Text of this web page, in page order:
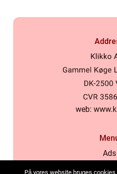
web:
Ads
På vores website bruges